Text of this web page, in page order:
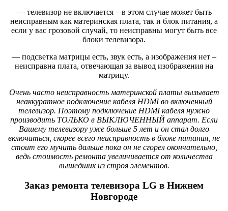
— телевизор не включается – в этом случае может быть
неисправным как материнская плата, так и блок питания, а
если у вас грозовой случай, то неисправны могут быть все
блоки телевизора.
— подсветка матрицы есть, звук есть, а изображения нет –
неисправна плата, отвечающая за вывод изображения на
матрицу.
Очень часто неисправность материнской платы вызывает
неаккуратное подключение кабеля HDMI во включенный
телевизор. Поэтому подключение HDMI кабеля нужно
производить ТОЛЬКО в ВЫКЛЮЧЕННЫЙ аппарат. Если
Вашему телевизору уже больше 5 лет и он стал долго
включаться, скорее всего неисправность в блоке питания, не
стоит его мучить дальше пока он не сгорел окончательно,
ведь стоимость ремонта увеличивается от количества
вышедших из строя элементов.
Заказ ремонта телевизора LG в Нижнем
Новгороде